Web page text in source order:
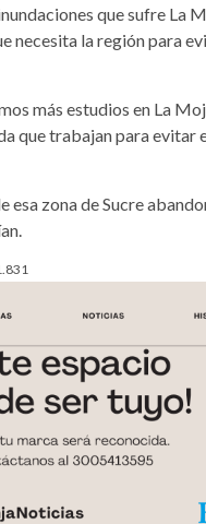
que sufre La
necesita la región para
más estudios en La
que trabajan para evitar
esa zona de Sucre